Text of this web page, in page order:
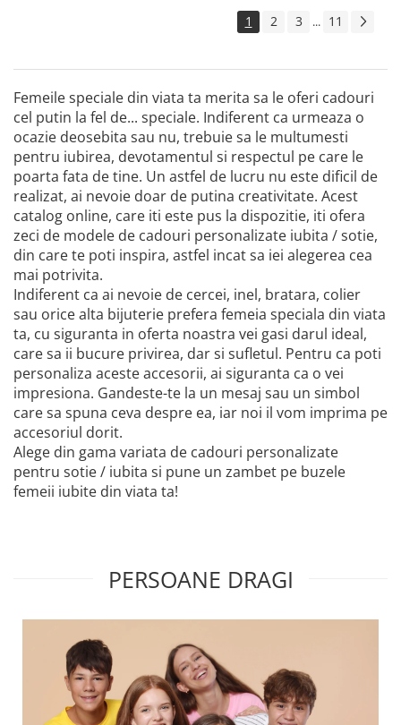
1 2 3 ... 11
Femeile speciale din viata ta merita sa le oferi cadouri
cel putin la fel de... speciale. Indiferent ca urmeaza o
ocazie deosebita sau nu, trebuie sa le multumesti
pentru iubirea, devotamentul si respectul pe care le
poarta fata de tine. Un astfel de lucru nu este dificil de
realizat, ai nevoie doar de putina creativitate. Acest
catalog online, care iti este pus la dispozitie, iti ofera
zeci de modele de cadouri personalizate iubita / sotie,
din care te poti inspira, astfel incat sa iei alegerea cea
mai potrivita.
Indiferent ca ai nevoie de cercei, inel, bratara, colier
sau orice alta bijuterie prefera femeia speciala din viata
ta, cu siguranta in oferta noastra vei gasi darul ideal,
care sa ii bucure privirea, dar si sufletul. Pentru ca poti
personaliza aceste accesorii, ai siguranta ca o vei
impresiona. Gandeste-te la un mesaj sau un simbol
care sa spuna ceva despre ea, iar noi il vom imprima pe
accesoriul dorit.
Alege din gama variata de cadouri personalizate
pentru sotie / iubita si pune un zambet pe buzele
femeii iubite din viata ta!
PERSOANE DRAGI